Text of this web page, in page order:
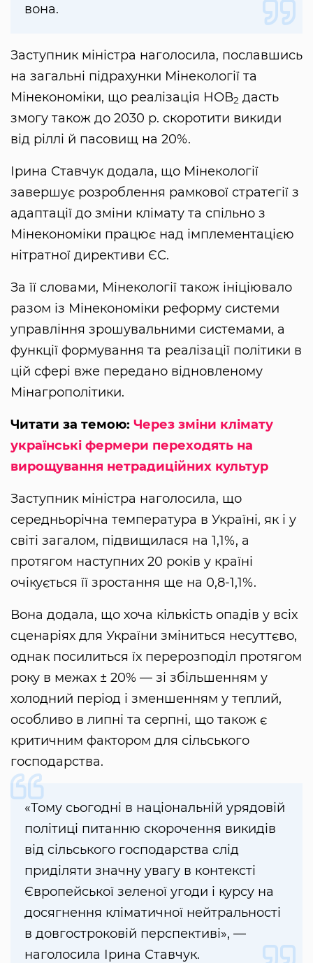
вона.
Заступник міністра наголосила, пославшись
на загальні підрахунки Мінекології та
Мінекономіки, що реалізація НОВ2 дасть
змогу також до 2030 р. скоротити викиди
від ріллі й пасовищ на 20%.
Ірина Ставчук додала, що Мінекології
завершує розроблення рамкової стратегії з
адаптації до зміни клімату та спільно з
Мінекономіки працює над імплементацією
нітратної директиви ЄС.
За її словами, Мінекології також ініціювало
разом із Мінекономіки реформу системи
управління зрошувальними системами, а
функції формування та реалізації політики в
цій сфері вже передано відновленому
Мінагрополітики.
Читати за темою: Через зміни клімату
українські фермери переходять на
вирощування нетрадиційних культур
Заступник міністра наголосила, що
середньорічна температура в Україні, як і у
світі загалом, підвищилася на 1,1%, а
протягом наступних 20 років у країні
очікується її зростання ще на 0,8-1,1%.
Вона додала, що хоча кількість опадів у всіх
сценаріях для України зміниться несуттєво,
однак посилиться їх перерозподіл протягом
року в межах ± 20% — зі збільшенням у
холодний період і зменшенням у теплий,
особливо в липні та серпні, що також є
критичним фактором для сільського
господарства.
«Тому сьогодні в національній урядовій
політиці питанню скорочення викидів
від сільського господарства слід
приділяти значну увагу в контексті
Європейської зеленої угоди і курсу на
досягнення кліматичної нейтральності
в довгостроковій перспективі», —
наголосила Ірина Ставчук.